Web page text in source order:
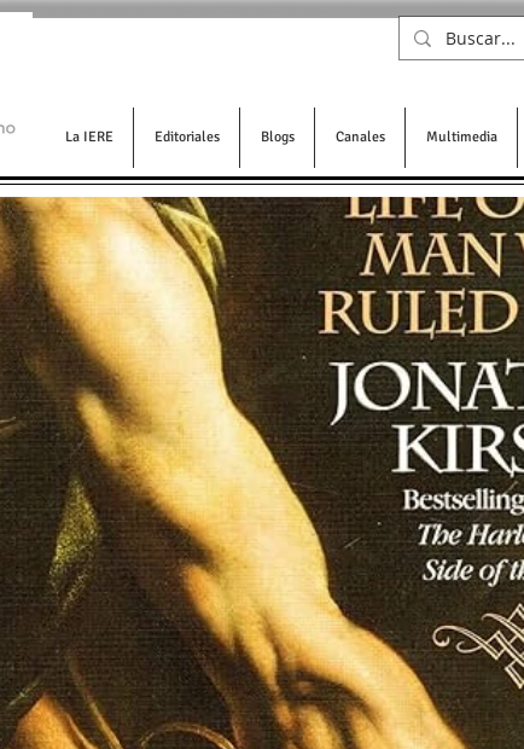
La IERE Editoriales Blogs Canales Multimedia